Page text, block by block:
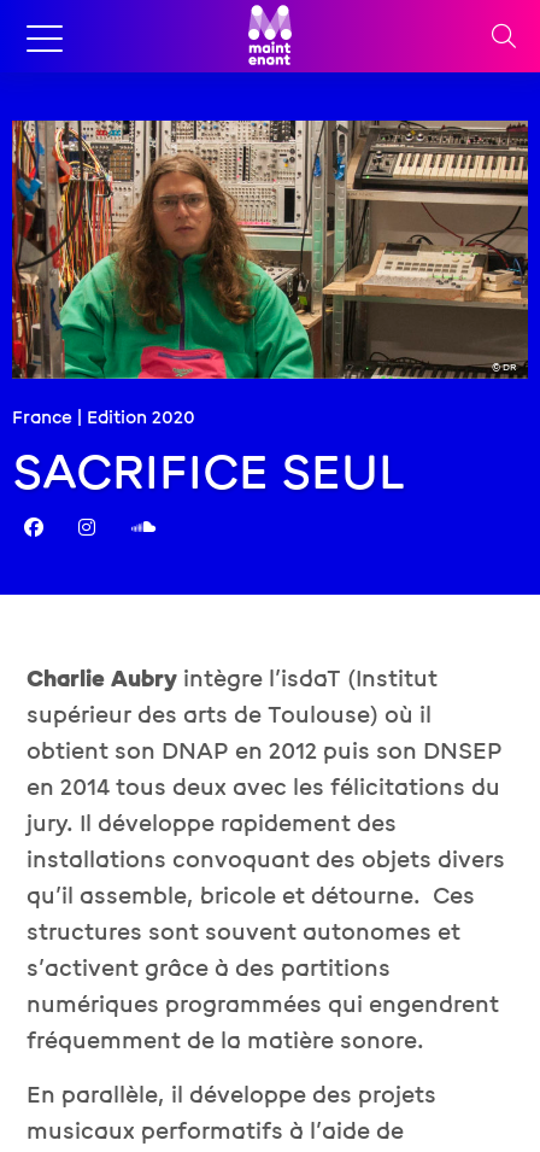
France | Edition 2020
SACRIFICE SEUL
© DR
Charlie Aubry intègre l’isdaT (Institut
supérieur des arts de Toulouse) où il
obtient son DNAP en 2012 puis son DNSEP
en 2014 tous deux avec les félicitations du
jury. Il développe rapidement des
installations convoquant des objets divers
qu’il assemble, bricole et détourne. Ces
structures sont souvent autonomes et
s’activent grâce à des partitions
numériques programmées qui engendrent
fréquemment de la matière sonore.
En parallèle, il développe des projets
musicaux performatifs à l’aide de